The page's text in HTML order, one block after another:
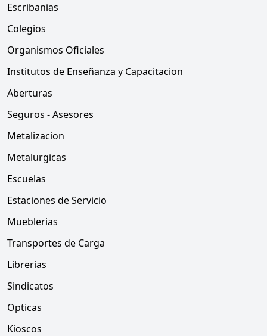
Escribanias
Colegios
Organismos Oficiales
Institutos de Enseñanza y Capacitacion
Aberturas
Seguros - Asesores
Metalizacion
Metalurgicas
Escuelas
Estaciones de Servicio
Mueblerias
Transportes de Carga
Librerias
Sindicatos
Opticas
Kioscos